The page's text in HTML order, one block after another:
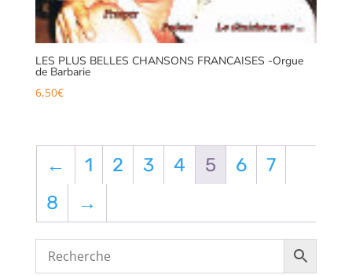
LES PLUS BELLES CHANSONS FRANCAISES -Orgue
de Barbarie
6,50€
← 1 2 3 4 5 6
7
8
→